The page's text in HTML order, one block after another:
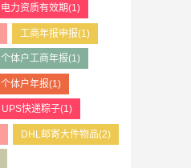
电力资质有效期(1)
工商年报申报(1)
个体户工商年报(1)
个体户年报(1)
UPS快递粽子(1)
DHL邮寄大件物品(2)